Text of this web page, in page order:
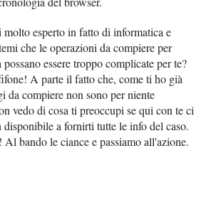
esperto in fatto di informatica e
che le operazioni da compiere per
essere troppo complicate per te?
A parte il fatto che, come ti ho già
da compiere non sono per niente
vedo di cosa ti preoccupi se qui con te ci
disponibile a fornirti tutte le info del caso.
bando le ciance e passiamo all'azione.